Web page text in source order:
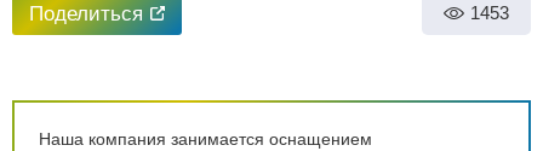
Поделиться 1453
Наша компания занимается оснащением